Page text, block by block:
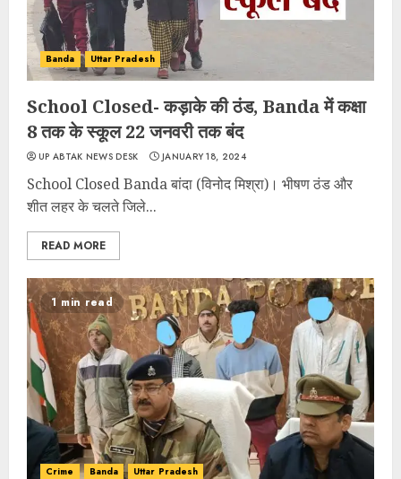
Banda Uttar Pradesh
School Closed- कड़ाके की ठंड, Banda में कक्षा
8 तक के स्कूल 22 जनवरी तक बंद
UP ABTAK NEWS DESK JANUARY 18, 2024
School Closed Banda बांदा (विनोद मिश्रा)। भीषण ठंड और
शीत लहर के चलते जिले...
READ MORE
1 min read
Crime Banda Uttar Pradesh